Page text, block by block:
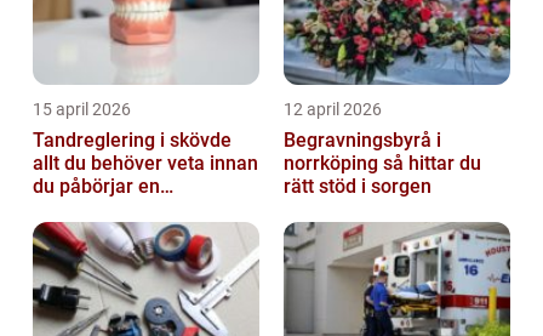
15 april 2026
Tandreglering i skövde
allt du behöver veta innan
du påbörjar en
12 april 2026
Begravningsbyrå i
norrköping så hittar du
rätt stöd i sorgen